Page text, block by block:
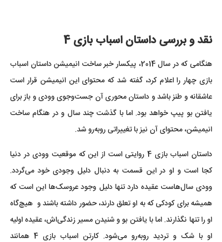
نقد و بررسی داستان اسباب بازی 4
هنگامی که در سال 2014، پیکسار خبر ساخت انیمیشن داستان اسباب
بازی چهار را اعلام کرد، گفته شد که محتوای این انیمیشن قرار است
عاشقانه و طنز باشد و داستان محوری آن جست‌وجوی وودی و باز برای
یافتن بو پیپ خواهد بود. اما با گذشت چند سال و در هنگام ساخت
انیمیشن، محتوای آن نیز با تغییراتی روبه‌رو شد.
داستان اسباب بازی 4 روایتی است از این که موقعیت وودی در دنیا
کجا است و او در این قسمت به دنبال دلیل وجودی خود می‌گردد.
وودی سال‌هاست عقیده دارد تنها دلیل وجود عروسک‌ها این است که
همیشه برای کودکی که به او تعلق دارند، حضور داشته باشند و هیچ‌گاه
او را تنها نگذارند. اما با یافتن بو و شنیدن مسیر زندگی‌اش، عقیده اولیه
او با شک و تردید روبه‌رو می‌شود. کارتن اسباب بازی 4 همانند